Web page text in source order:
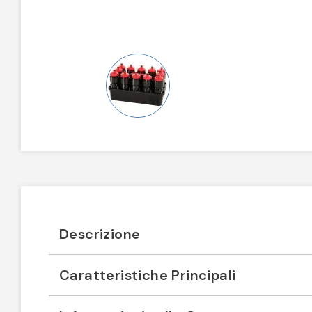
Descrizione
Caratteristiche Principali